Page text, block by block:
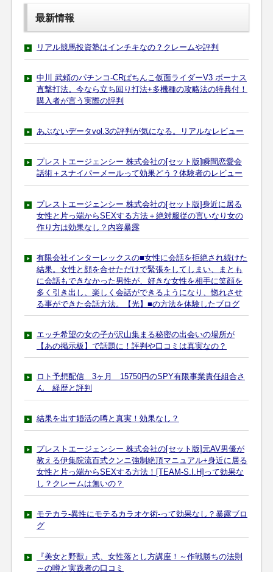
最新情報
リアル競馬投資塾はインチキなの？クレームや評判
中川 武頼のパチンコ-CRぱちんこ仮面ライダーV3 ボーナス
直撃打法。今なら立ち回り打法+多機種の攻略法の特典付！
購入者が言う実際の評判
あぶないデータvol.3の評判が気になる。リアルなレビュー
プレストエージェンシー 株式会社の[セット版]瞬間恋愛会
話術＋スナイパーメールって効果どう？体験者のレビュー
プレストエージェンシー 株式会社の[セット版]身近に居る
女性と片っ端からSEXする方法＋絶対服従の言いなり女の
作り方は効果なし？内容暴露
有限会社インターレックスの■女性に会話を拒絶され続けた
結果。女性と顔を合せただけで緊張をしてしまい、まとも
に会話もできなかった男性が、好きな女性を相手に笑顔を
多く引き出し、楽しく会話ができるようになり、惚れさせ
る事ができた会話方法。【光】■の方法を体験したブログ
エッチ希望の女の子が沢山集まる秘密の出会いの場所が
【あの掲示板】で話題に！評判や口コミは真実なの？
ロト予想配信 3ヶ月 15750円のSPY有限事業責任組合さ
ん 経歴と評判
結果を出す婚活の噂と真実！効果なし？
プレストエージェンシー 株式会社の[セット版]元AV男優が
教える伊集院流百式クンニ強制絶頂マニュアル+身近に居る
女性と片っ端からSEXする方法！[TEAM-S.I.H]って効果な
し？クレームは無いの？
モテカラ-異性にモテるカラオケ術-って効果なし？暴露ブロ
グ
『美女と野獣』式、女性落とし方講座！～作戦勝ちの法則
～の噂と実践者の口コミ